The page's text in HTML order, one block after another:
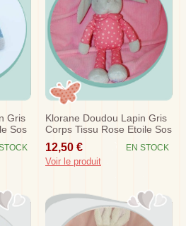
Gris
Sos
Klorane Doudou Lapin Gris
Corps Tissu Rose Etoile Sos
12,50 € EN STOCK
Voir le produit